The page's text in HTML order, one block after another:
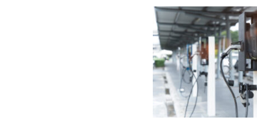
um mês em